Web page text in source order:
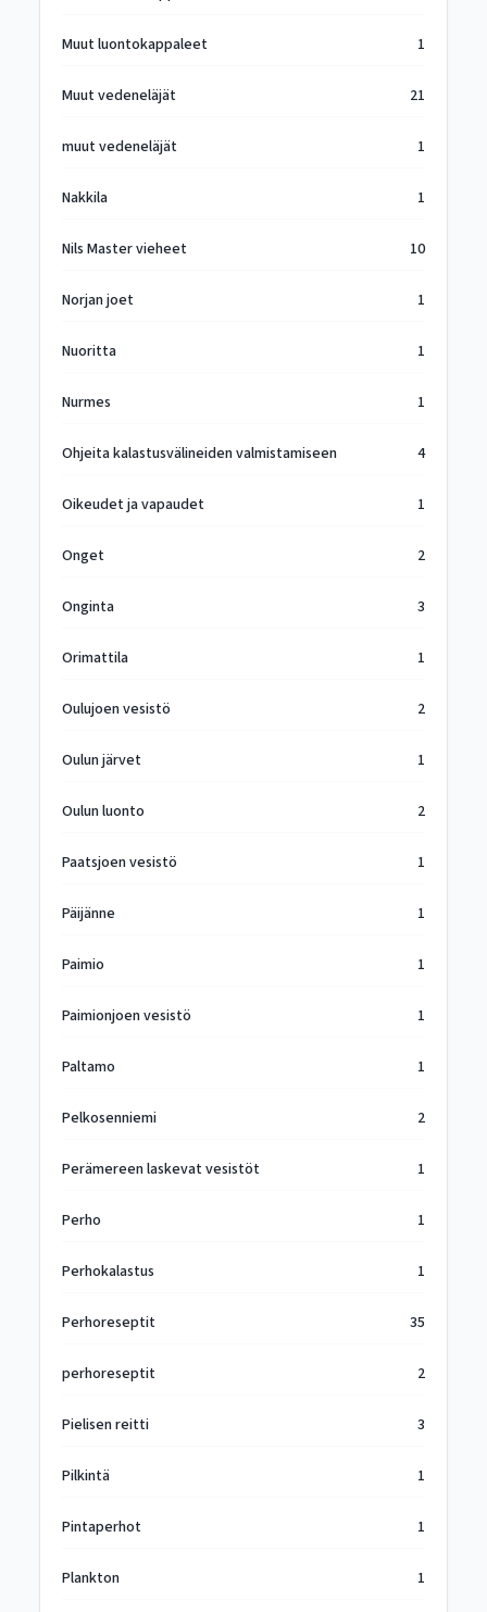
Muut luontokappaleet 1
Muut vedeneläjät 21
muut vedeneläjät 1
Nakkila 1
Nils Master vieheet 10
Norjan joet 1
Nuoritta 1
Nurmes 1
Ohjeita kalastusvälineiden valmistamiseen 4
Oikeudet ja vapaudet 1
Onget 2
Onginta 3
Orimattila 1
Oulujoen vesistö 2
Oulun järvet 1
Oulun luonto 2
Paatsjoen vesistö 1
Päijänne 1
Paimio 1
Paimionjoen vesistö 1
Paltamo 1
Pelkosenniemi 2
Perämereen laskevat vesistöt 1
Perho 1
Perhokalastus 1
Perhoreseptit 35
perhoreseptit 2
Pielisen reitti 3
Pilkintä 1
Pintaperhot 1
Plankton 1